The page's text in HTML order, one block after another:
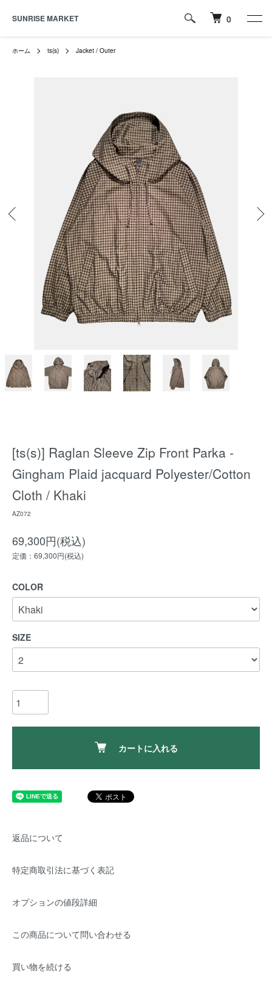
SUNRISE MARKET 0
ホーム ts(s) Jacket / Outer
[ts(s)] Raglan Sleeve Zip Front Parka -
Gingham Plaid jacquard Polyester/Cotton
Cloth / Khaki
AZ072
69,300円(税込)
定価：69,300円(税込)
COLOR
SIZE
カートに入れる
返品について
特定商取引法に基づく表記
オプションの値段詳細
この商品について問い合わせる
買い物を続ける